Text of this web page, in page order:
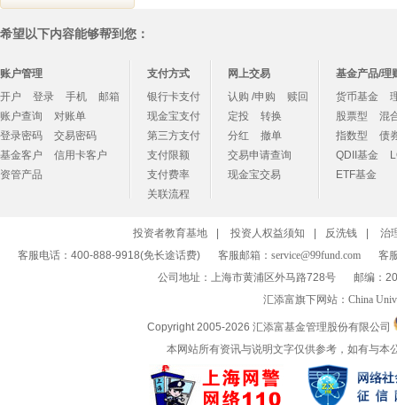
希望以下内容能够帮到您：
账户管理
开户
登录 手机
邮箱
账户查询
对账单
登录密码
交易密码
基金客户
信用卡客户
资管产品
支付方式
银行卡支付
现金宝支付
第三方支付
支付限额
支付费率
关联流程
网上交易
认购 /申购
赎回
定投
转换
分红
撤单
交易申请查询
现金宝交易
基金产品/理
货币基金
股票型
混
指数型
债
QDII基金
ETF基金
投资者教育基地 投资人权益须知 反洗钱
治
客服电话：400-888-9918(免长途话费)
客服邮箱： service@99fund.com
客
公司地址：上海市黄浦区外马路728号
邮编：
汇添富旗下网站： China
Copyright 2005-2026 汇添富基金管理股份有限公司
本网站所有资讯与说明文字仅供参考，如有与本